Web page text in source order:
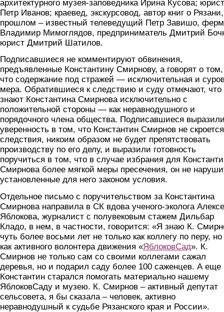
архитектурного музея-заповедника Ирина Кусова; юрист
Петр Иванов; краевед, экскурсовод, автор книг о
прошлом – известный телеведущий Петр Завишо,
Владимир Мимоглядов, предприниматель Дмитрий
юрист Дмитрий Шатилов.
Подписавшиеся не комментируют обвинения,
предъявленные Константину Смирнову, а говорят о том,
что содержание под стражей — исключительная и
мера. Обратившиеся к следствию и суду отмечают, что
знают Константина Смирнова исключительно с
положительной стороны — как неравнодушного и
порядочного члена общества. Подписавшиеся
уверенность в том, что Константин Смирнов не
следствия, никоим образом не будет препятствовать
производству по его делу, и выразили готовность
поручиться в том, что в случае избрания для
Смирнова более мягкой меры пресечения, он не
установленные для него законом условия.
Отдельное письмо с поручительством за Константина
Смирнова направила в СК вдова ученого-эколога
Яблокова, журналист с полувековым стажем Дильбар
Кладо, в нем, в частности, говорится: «Я знаю К.
чуть более восьми лет не только как коллегу по перу,
как активного волонтера движения «ЯблоковСад». К.
Смирнов не только сам со своими коллегами сажал
деревья, но и подарил саду более 100 саженцев. А еще
Константин старался помогать материально нашему
ЯблоковСаду и музею. К. Смирнов – активный депутат
сельсовета, я бы сказала – человек, активно
неравнодушный к судьбе Рязанского края и России».